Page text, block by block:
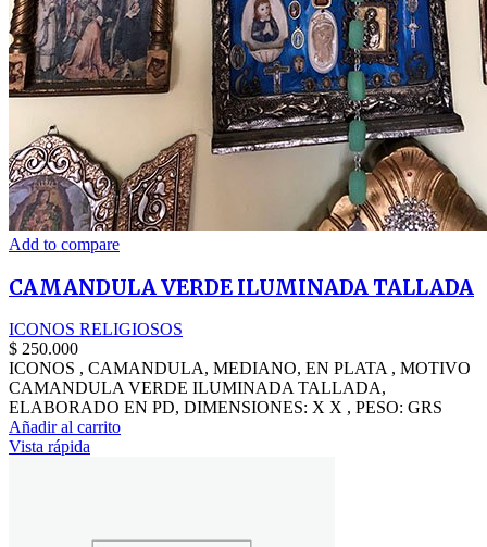
Add to compare
CAMANDULA VERDE ILUMINADA TALLADA
ICONOS RELIGIOSOS
$ 250.000
ICONOS , CAMANDULA, MEDIANO, EN PLATA , MOTIVO
CAMANDULA VERDE ILUMINADA TALLADA,
ELABORADO EN PD, DIMENSIONES: X X , PESO: GRS
Añadir al carrito
Vista rápida